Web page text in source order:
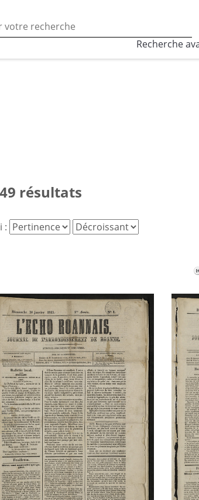
l’utilisation des cookies, qui sont
réseaux sociaux.
Recherche
49 résultats
: